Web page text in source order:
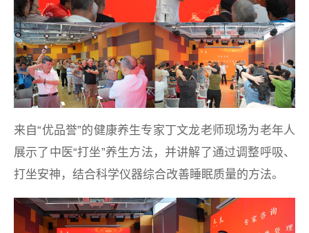
来自“优品誉”的健康养生专家丁文龙老师现场为老年人
展示了中医“打坐”养生方法，并讲解了通过调整呼吸、
打坐安神，结合科学仪器综合改善睡眠质量的方法。